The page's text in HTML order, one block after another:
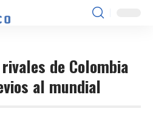
de Colombia
al mundial